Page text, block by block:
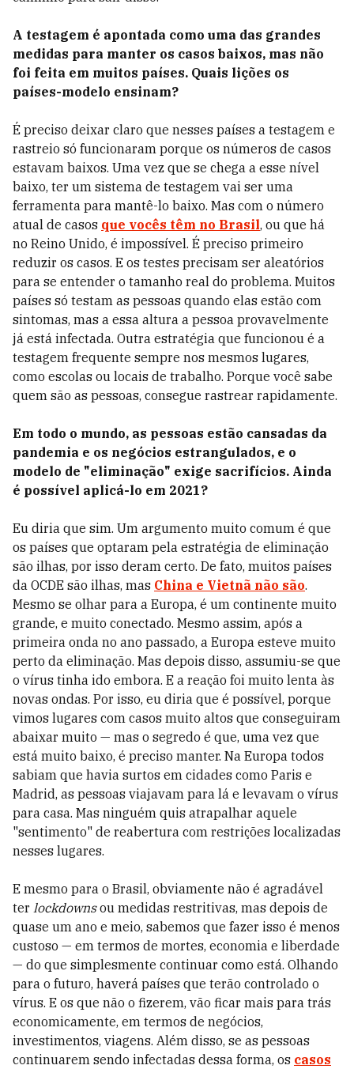
A testagem é apontada como uma das grandes
medidas para manter os casos baixos, mas não
foi feita em muitos países. Quais lições os
países-modelo ensinam?
É preciso deixar claro que nesses países a testagem e
rastreio só funcionaram porque os números de casos
estavam baixos. Uma vez que se chega a esse nível
baixo, ter um sistema de testagem vai ser uma
ferramenta para mantê-lo baixo. Mas com o número
atual de casos que vocês têm no Brasil, ou que há
no Reino Unido, é impossível. É preciso primeiro
reduzir os casos. E os testes precisam ser aleatórios
para se entender o tamanho real do problema. Muitos
países só testam as pessoas quando elas estão com
sintomas, mas a essa altura a pessoa provavelmente
já está infectada. Outra estratégia que funcionou é a
testagem frequente sempre nos mesmos lugares,
como escolas ou locais de trabalho. Porque você sabe
quem são as pessoas, consegue rastrear rapidamente.
Em todo o mundo, as pessoas estão cansadas da
pandemia e os negócios estrangulados, e o
modelo de "eliminação" exige sacrifícios. Ainda
é possível aplicá-lo em 2021?
Eu diria que sim. Um argumento muito comum é que
os países que optaram pela estratégia de eliminação
são ilhas, por isso deram certo. De fato, muitos países
da OCDE são ilhas, mas China e Vietnã não são.
Mesmo se olhar para a Europa, é um continente muito
grande, e muito conectado. Mesmo assim, após a
primeira onda no ano passado, a Europa esteve muito
perto da eliminação. Mas depois disso, assumiu-se que
o vírus tinha ido embora. E a reação foi muito lenta às
novas ondas. Por isso, eu diria que é possível, porque
vimos lugares com casos muito altos que conseguiram
abaixar muito — mas o segredo é que, uma vez que
está muito baixo, é preciso manter. Na Europa todos
sabiam que havia surtos em cidades como Paris e
Madrid, as pessoas viajavam para lá e levavam o vírus
para casa. Mas ninguém quis atrapalhar aquele
"sentimento" de reabertura com restrições localizadas
nesses lugares.
E mesmo para o Brasil, obviamente não é agradável
ter lockdownsou medidas restritivas, mas depois de
quase um ano e meio, sabemos que fazer isso é menos
custoso — em termos de mortes, economia e liberdade
— do que simplesmente continuar como está. Olhando
para o futuro, haverá países que terão controlado o
vírus. E os que não o fizerem, vão ficar mais para trás
economicamente, em termos de negócios,
investimentos, viagens. Além disso, se as pessoas
continuarem sendo infectadas dessa forma, os casos